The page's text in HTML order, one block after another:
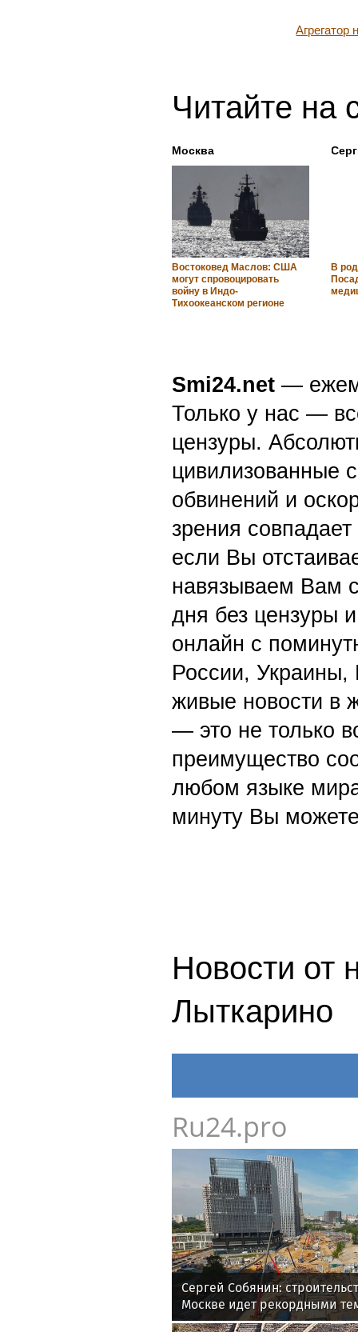
Читайте на
Москва
Востоковед Маслов: США
могут спровоцировать
войну в Индо-
Тихоокеанском регионе
В
Smi24.net —
Только у нас —
цензуры.
цивилизованные
обвинений и
зрения
если Вы
навязываем Вам
дня без цензуры
онлайн с
России,
живые новости в
— это не только
преимущество
любом языке
минуту Вы
Новости от
Лыткарино
Ru24.pro
Сергей Собянин:
Москве идет рекордными